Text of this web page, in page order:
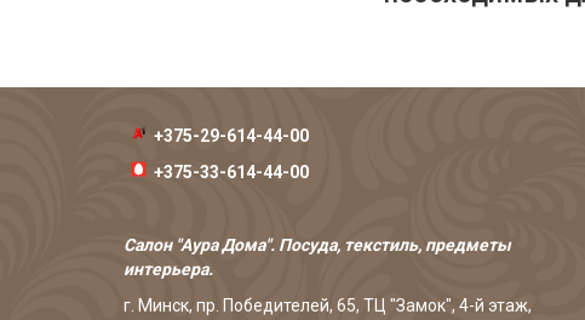
+375-29-614-44-00
+375-33-614-44-00
Салон "Аура Дома". Посуда, текстиль, предметы
интерьера.
г. Минск, пр. Победителей, 65, ТЦ "Замок", 4-й этаж,